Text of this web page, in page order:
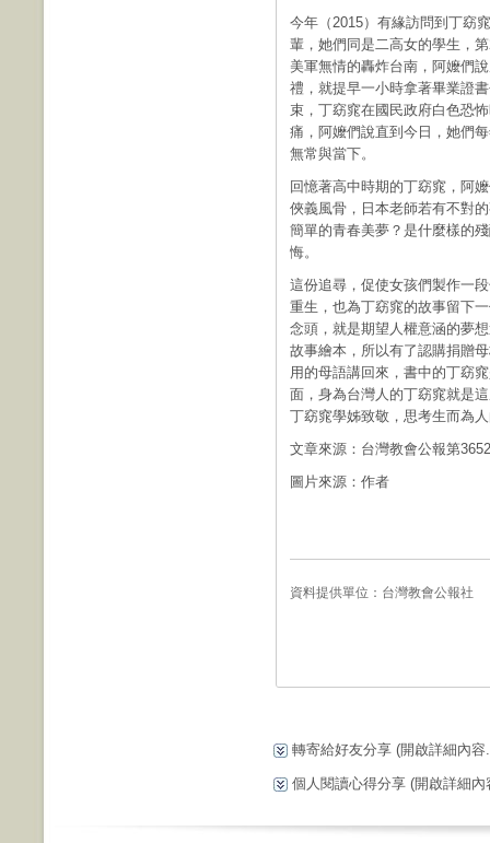
今年（2015）有緣訪問到丁窈
輩，她們同是二高女的學生，
美軍無情的轟炸台南，阿嬤們
禮，就提早一小時拿著畢業證
束，丁窈窕在國民政府白色恐
痛，阿嬤們說直到今日，她們
無常與當下。
回憶著高中時期的丁窈窕，阿
俠義風骨，日本老師若有不對
簡單的青春美夢？是什麼樣的
悔。
這份追尋，促使女孩們製作一
重生，也為丁窈窕的故事留下
念頭，就是期望人權意涵的夢
故事繪本，所以有了認購捐贈
用的母語講回來，書中的丁窈
面，身為台灣人的丁窈窕就是
丁窈窕學姊致敬，思考生而為
文章來源：台灣教會公報第
圖片來源：作者
資料提供單位： 台灣教會公報社
轉寄給好友分享 (開啟詳細內容
個人閱讀心得分享 (開啟詳細內